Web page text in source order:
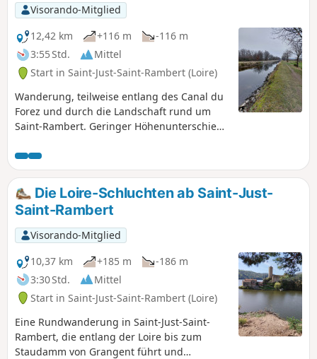
Visorando-Mitglied
12,42 km
+116 m
-116 m
3:55 Std.
Mittel
Start in Saint-Just-Saint-Rambert (Loire)
Wanderung, teilweise entlang des Canal du
Forez und durch die Landschaft rund um
Saint-Rambert. Geringer Höhenunterschied.
Vogelbeobachtungspunkt am Étang David.
Weiler Razoux, Les Côtes, Noailleux,
Cessieux. Aussichtspunkte auf die Ebene des
Forez. Edit: Um der Anmerkung Rechnung
zu tragen: 25 % asphaltierte Straße.– Derzeit
(April 2025) ist der Étang David wegen der
Bekämpfung invasiver Pflanzen
ausgetrocknet.
Die Loire-Schluchten ab Saint-Just-
Saint-Rambert
Visorando-Mitglied
10,37 km
+185 m
-186 m
3:30 Std.
Mittel
Start in Saint-Just-Saint-Rambert (Loire)
Eine Rundwanderung in Saint-Just-Saint-
Rambert, die entlang der Loire bis zum
Staudamm von Grangent führt und